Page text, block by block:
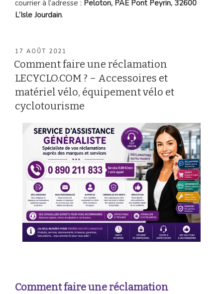
courrier à l’adresse : Peloton, PAE Pont Peyrin, 32600
L’Isle Jourdain.
PUBLIÉ
LE
17 AOÛT 2021
Comment faire une réclamation
LECYCLO.COM ? – Accessoires et
matériel vélo, équipement vélo et
cyclotourisme
Comment faire une réclamation